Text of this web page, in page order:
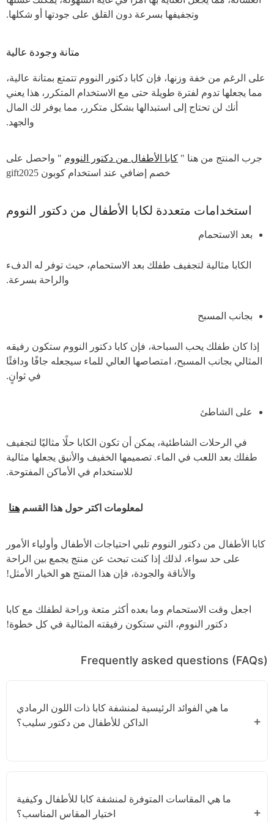
وتجفيفها بسرعة دون القلق على جودتها أو شكلها.
متانة وجودة عالية
على الرغم من خفة وزنها، فإن كابا دكتور النووم تتمتع بمتانة عالية،
مما يجعلها تدوم لفترة طويلة حتى مع الاستخدام المتكرر، هذا يعني
أنك لن تحتاج إلى استبدالها بشكل متكرر، مما يوفر لك المال
والجهد.
جرب المنتج من هنا " كابا الأطفال من دكتور النووم " واحصل على
خصم إضافي عند استخدام كوبون gift2025
استخدامات متعددة لكابا الأطفال من دكتور النووم
بعد الاستحمام
الكابا مثالية لتجفيف طفلك بعد الاستحمام، حيث توفر له الدفء
والراحة بسرعة.
بجانب المسبح
إذا كان طفلك يحب السباحة، فإن كابا دكتور النووم ستكون رفيقه
المثالي بجانب المسبح، امتصاصها العالي للماء سيجعله جافًا ودافئًا
في ثوانٍ.
على الشاطئ
في الرحلات الشاطئية، يمكن أن تكون الكابا حلًا مثاليًا لتجفيف
طفلك بعد اللعب في الماء. تصميمها الخفيف والأنيق يجعلها مثالية
للاستخدام في الأماكن المفتوحة.
لمعلومات اكتر حول هذا القسم هنا
كابا الأطفال من دكتور النووم تلبي احتياجات الأطفال وأولياء الأمور
على حد سواء، لذلك إذا كنت تبحث عن منتج يجمع بين الراحة
والأناقة والجودة، فإن هذا المنتج هو الخيار الأمثل!
اجعل وقت الاستحمام وما بعده أكثر متعة وراحة لطفلك مع كابا
دكتور النووم، التي ستكون رفيقته المثالية في كل خطوة!
Frequently asked questions (FAQs)
ما هي الفوائد الرئيسية لمنشفة كابا ذات اللون الرمادي
الداكن للأطفال من دكتور سليب؟
البشرة الحساسة. تتميز بامتصاص عالي للماء وتحافظ على
دفء وجفاف طفلك بعد الاستحمام أو السباحة. كما أن
ما هي المقاسات المتوفرة لمنشفة كابا للأطفال وكيفية
اختيار المقاس المناسب؟